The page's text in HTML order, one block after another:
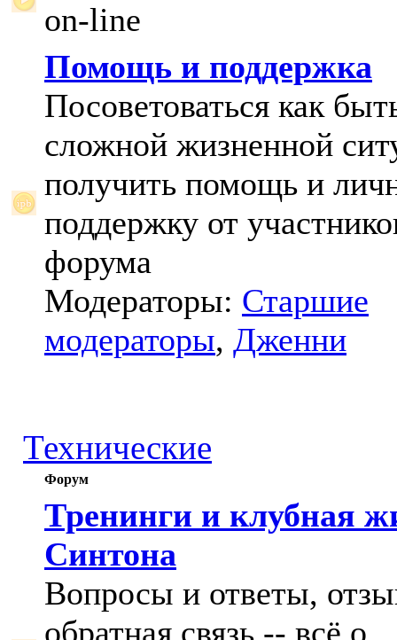
on-line
Помощь и поддержка
Посоветоваться как
сложной жизненной
получить помощь и
поддержку от
форума
Модераторы: Старшие
модераторы, Дженни
Технические
Форум
Тренинги и клубная
Синтона
Вопросы и ответы,
обратная связь -- всё о